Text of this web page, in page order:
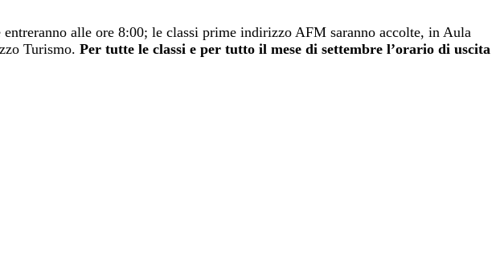
alle ore 8:00; le classi prime indirizzo AFM saranno accolte, in Aula
Turismo. Per tutte le classi e per tutto il mese di settembre l’orario di uscita